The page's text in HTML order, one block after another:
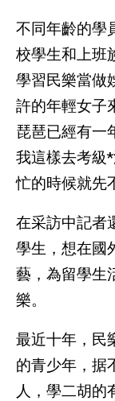
不同年齡的學
校學生和上班
學習民樂當做
許的年輕女子
琵琶已經有一
我這樣去考級
忙的時候就先
在采訪中記者
學生，想在國
藝，為留學生
樂。
最近十年，民
的青少年，据
人，學二胡的